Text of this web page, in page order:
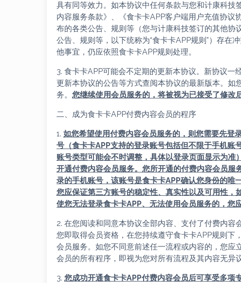
具有同等效力。如本协议中任何条款与您和计康科
内容服务条款》、《食卡卡APP客户端用户充值协
布的各类公告、规则等（您与计康科技签订的其他
公告、规则等，以下统称为“食卡卡APP规则”）存在
他事宜，仍应依照食卡卡APP规则处理。
3. 食卡卡APP可能会不定期的更新本协议。新协议
更新本协议的公告等方式查阅本协议的最新版本。如
务。 您继续使用会员服务的，将被视为已接受了修改
二、成为食卡卡APP付费内容会员的程序
1. 如您希望使用付费内容会员服务的，则您需要先登
号（食卡卡APP支持的登录账号包括但不限于手机账
账号类型可能会不时调整，具体以登录页面显示为准
开通付费内容会员服务。您所开通的付费内容会员
录的手机账号，该账号是食卡卡APP确认您身份的唯
您应保证第三方账号的稳定性、真实性以及可用性
使您无法登录食卡卡APP、无法使用会员服务的，您
2. 在您阅读和同意本协议全部内容、支付了付费内容
您即取得会员资格，在您持续遵守食卡卡APP规则下
会员服务。如您不同意前述任一流程或内容的，您
会员的所有程序，即视为您对所有流程及其内容无异议
3. 您成功开通食卡卡APP付费内容会员后可享受多项